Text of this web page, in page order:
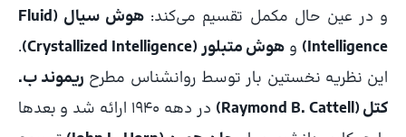
و در عین حال مکمل تقسیم می‌کند:
هوش سیال (Fluid
Intelligence) و هوش متبلور (Crystallized Intelligence)
.
این نظریه نخستین بار توسط روانشناس مطرح ریموند ب.
کتل (Raymond B. Cattell)
در دهه ۱۹۴۰ ارائه شد و بعدها